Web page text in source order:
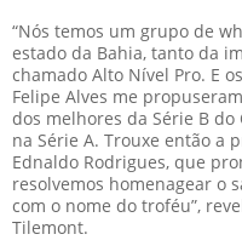
“Nós temos um grupo de
estado da Bahia, tanto da
chamado Alto Nível Pro. E
Felipe Alves me
dos melhores da Série B
na Série A. Trouxe então a
Ednaldo Rodrigues, que
resolvemos homenagear o
com o nome do troféu”,
Tilemont.